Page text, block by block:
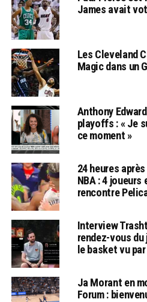
James avait
Les Cleveland
Magic dans un
Anthony
playoffs : « Je
ce moment »
24 heures
NBA : 4
rencontre
Interview
rendez-vous du
le basket vu
Ja Morant en
Forum :